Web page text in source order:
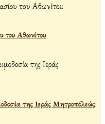
του Αθωνίτου
της Ιεράς Μητροπόλεώς